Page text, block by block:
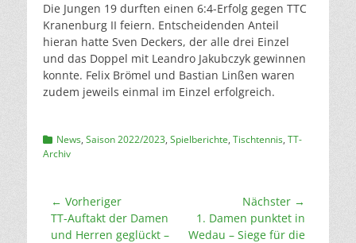
Die Jungen 19 durften einen 6:4-Erfolg gegen TTC
Kranenburg II feiern. Entscheidenden Anteil
hieran hatte Sven Deckers, der alle drei Einzel
und das Doppel mit Leandro Jakubczyk gewinnen
konnte. Felix Brömel und Bastian Linßen waren
zudem jeweils einmal im Einzel erfolgreich.
Kategorien
News, Saison 2022/2023, Spielberichte, Tischtennis, TT-
Archiv
Beitragsnavigation
← Vorheriger
Vorheriger
Beitrag:
TT-Auftakt der Damen
und Herren geglückt –
Nächster →
Nächster
Beitrag:
1. Damen punktet in
Wedau – Siege für die